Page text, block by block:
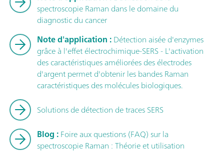
spectroscopie Raman dans le domaine du
diagnostic du cancer
Note d'application :Détection aisée d'enzymes
grâce à l'effet électrochimique-SERS - L'activation
des caractéristiques améliorées des électrodes
d'argent permet d'obtenir les bandes Raman
caractéristiques des molécules biologiques.
Solutions de détection de traces SERS
Blog :Foire aux questions (FAQ) sur la
spectroscopie Raman : Théorie et utilisation